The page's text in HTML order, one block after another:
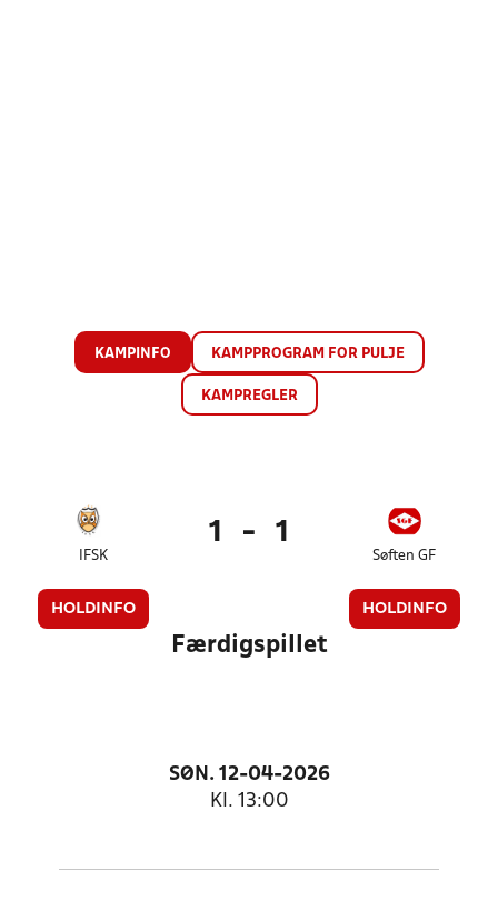
KAMPINFO KAMPPROGRAM FOR PULJE
KAMPREGLER
IFSK
HOLDINFO
1 - 1
Søften GF
HOLDINFO
Færdigspillet
SØN. 12-04-2026
Kl. 13:00